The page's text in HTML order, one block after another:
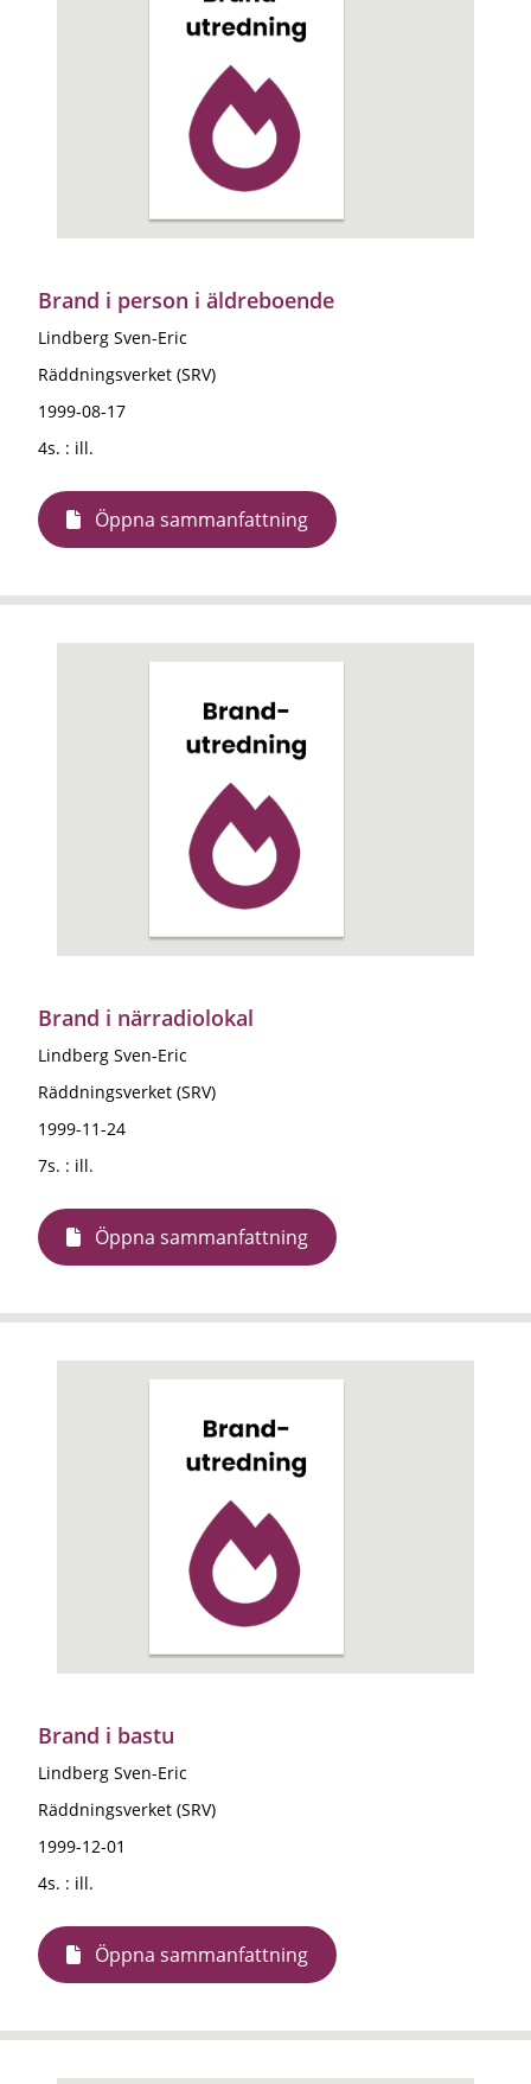
Brand i person i äldreboende
Lindberg Sven-Eric
Räddningsverket (SRV)
1999-08-17
4s. : ill.
Öppna sammanfattning
Brand i närradiolokal
Lindberg Sven-Eric
Räddningsverket (SRV)
1999-11-24
7s. : ill.
Öppna sammanfattning
Brand i bastu
Lindberg Sven-Eric
Räddningsverket (SRV)
1999-12-01
4s. : ill.
Öppna sammanfattning